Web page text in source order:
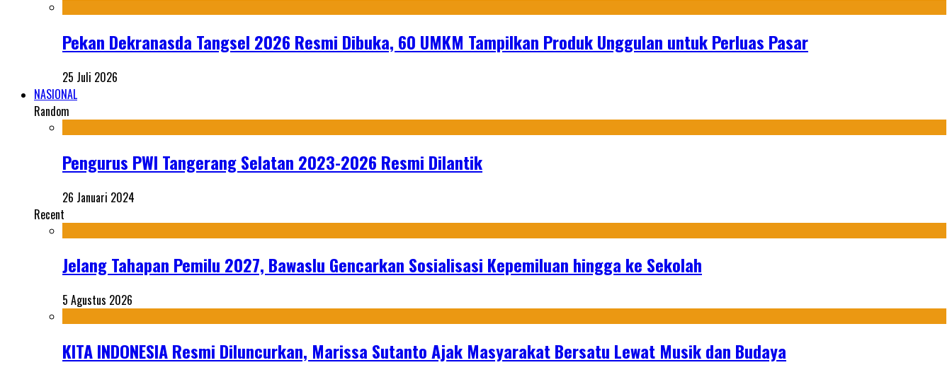
Pekan Dekranasda Tangsel 2026 Resmi Dibuka, 60 UMKM Tampilkan Produk Unggulan untuk Perluas Pasar
25 Juli 2026
NASIONAL
Random
Pengurus PWI Tangerang Selatan 2023-2026 Resmi Dilantik
26 Januari 2024
Recent
Jelang Tahapan Pemilu 2027, Bawaslu Gencarkan Sosialisasi Kepemiluan hingga ke Sekolah
5 Agustus 2026
KITA INDONESIA Resmi Diluncurkan, Marissa Sutanto Ajak Masyarakat Bersatu Lewat Musik dan Budaya